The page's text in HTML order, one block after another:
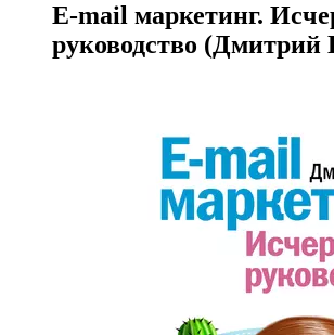
E-mail маркетинг.
руководство (Дмитрий